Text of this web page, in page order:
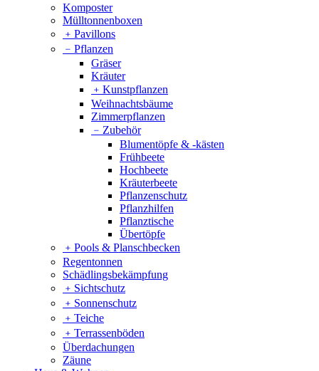
Komposter
Mülltonnenboxen
﹢ Pavillons
﹣ Pflanzen
Gräser
Kräuter
﹢ Kunstpflanzen
Weihnachtsbäume
Zimmerpflanzen
﹣ Zubehör
Blumentöpfe & -kästen
Frühbeete
Hochbeete
Kräuterbeete
Pflanzenschutz
Pflanzhilfen
Pflanztische
Übertöpfe
﹢ Pools & Planschbecken
Regentonnen
Schädlingsbekämpfung
﹢ Sichtschutz
﹢ Sonnenschutz
﹢ Teiche
﹢ Terrassenböden
Überdachungen
Zäune